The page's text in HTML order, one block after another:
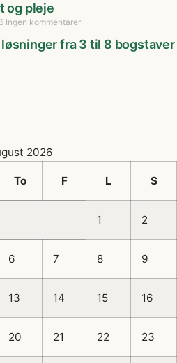
og pleje
Ingen kommentarer
fra 3 til 8 bogstaver
2026
To F L S
1 2
6 7 8 9
13 14 15 16
20 21 22 23